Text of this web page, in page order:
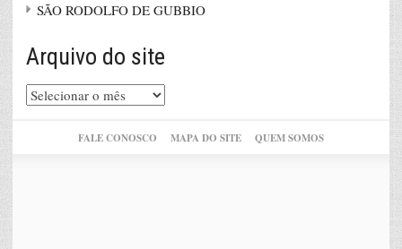
SÃO RODOLFO DE GUBBIO
Arquivo do site
Arquivo
do
FALE CONOSCO MAPA DO SITE QUEM SOMOS